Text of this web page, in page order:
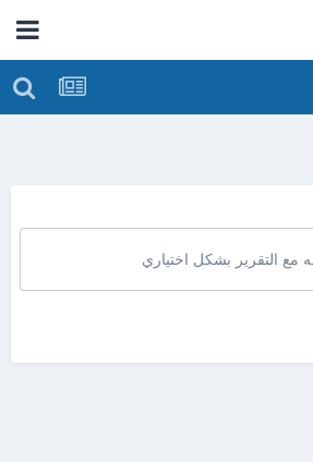
التقرير بشكل اختياري